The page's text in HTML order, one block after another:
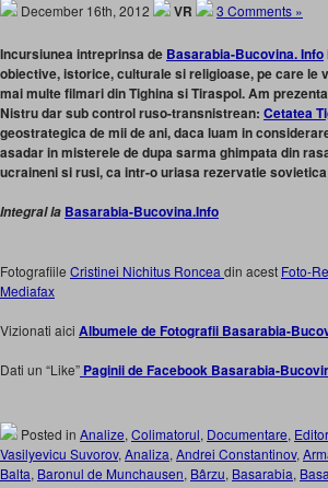
December 16th, 2012 VR 3 Comments »
Incursiunea intreprinsa de Basarabia-Bucovina. Info
obiective, istorice, culturale si religioase, pe care le
mai multe filmari din Tighina si Tiraspol. Am
Nistru dar sub control ruso-transnistrean: Cetatea
geostrategica de mii de ani, daca luam in
asadar in misterele de dupa sarma ghimpata din
ucraineni si rusi, ca intr-o uriasa rezervatie
Integral la Basarabia-Bucovina.Info
Fotografiile Cristinei Nichitus Roncea din acest Foto-
Mediafax
Vizionati aici Albumele de Fotografii Basarabia-
Dati un “Like” Paginii de Facebook Basarabia-
Posted in Analize, Colimatorul, Documentare,
Vasilyevicu Suvorov, Analiza, Andrei Constantinov,
Balta, Baronul de Munchausen, Bârzu, Basarabia,